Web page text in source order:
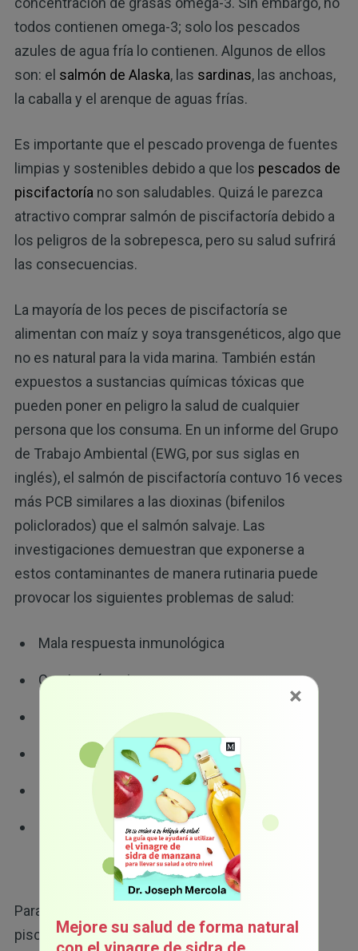
todos contienen omega-3; solo los pescados
azules de agua fría lo contienen. Algunos de ellos
son: el salmón de Alaska, las sardinas, las anchoas,
la caballa y el arenque de aguas frías.
Es importante que el pescado provenga de fuentes
limpias y sostenibles debido a que los pescados de
piscifactoría no son saludables. Quizá le parezca
atractivo comprar salmón de piscifactoría debido a
los peligros de la sobrepesca, pero su salud sufrirá
las consecuencias.
La mayoría de los peces de piscifactoría se
alimentan con maíz y soya transgenéticos, algo que
no es natural para la vida marina. También están
expuestos a sustancias químicas tóxicas que
pueden poner en peligro la salud de cualquier
persona que los consuma. En un informe del Grupo
de Trabajo Ambiental (EWG, por sus siglas en
inglés), el salmón de piscifactoría contuvo 16 veces
más PCB similares a las dioxinas (bifenilos
policlorados) que el salmón salvaje. Las
investigaciones demuestran que exponerse a
estos contaminantes de manera rutinaria puede
provocar los siguientes problemas de salud:
Mala respuesta inmunológica
Carcinogénesis
Disfunción tiroidea
Infertilidad
Hipertensión
Problemas con la atención, la memoria y el
Para empeorar las cosas, el pescado de
piscifactoría contiene muchas grasas omega-6
×
Mejore su salud de forma natural